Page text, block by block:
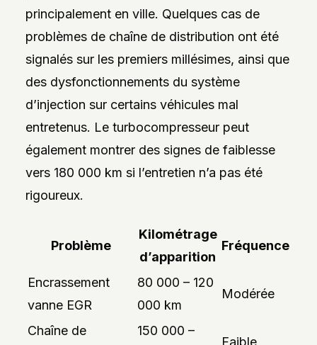
principalement en ville. Quelques cas de
problèmes de chaîne de distribution ont été
signalés sur les premiers millésimes, ainsi que
des dysfonctionnements du système
d’injection sur certains véhicules mal
entretenus. Le turbocompresseur peut
également montrer des signes de faiblesse
vers 180 000 km si l’entretien n’a pas été
rigoureux.
Problème
Kilométrage
d’apparition
Fréquence
Encrassement
vanne EGR
80 000 – 120
000 km
Modérée
Chaîne de
150 000 –
Faible